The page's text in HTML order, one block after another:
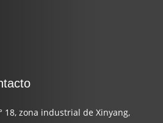
18, zona industrial de Xinyang,